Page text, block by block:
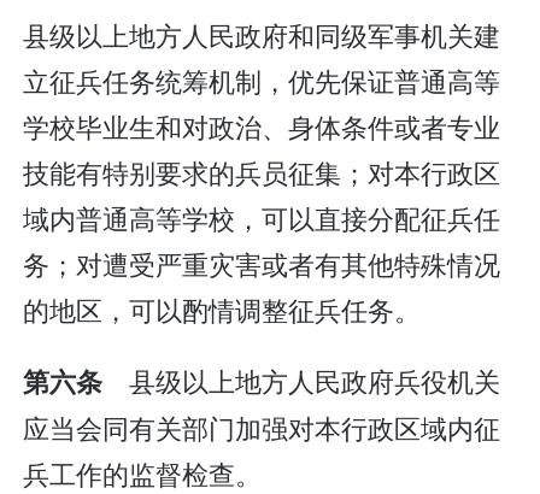
县级以上地方人民政府和同级军事机关建
立征兵任务统筹机制，优先保证普通高等
学校毕业生和对政治、身体条件或者专业
技能有特别要求的兵员征集；对本行政区
域内普通高等学校，可以直接分配征兵任
务；对遭受严重灾害或者有其他特殊情况
的地区，可以酌情调整征兵任务。
第六条 县级以上地方人民政府兵役机关
应当会同有关部门加强对本行政区域内征
兵工作的监督检查。